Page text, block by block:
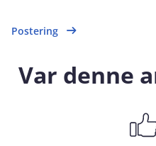
Postering
Var denne